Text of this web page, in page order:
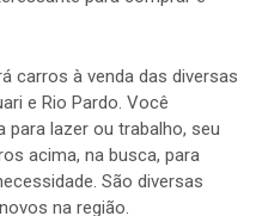
carros à venda das diversas
e Rio Pardo. Você
para lazer ou trabalho, seu
acima, na busca, para
São diversas
na região.